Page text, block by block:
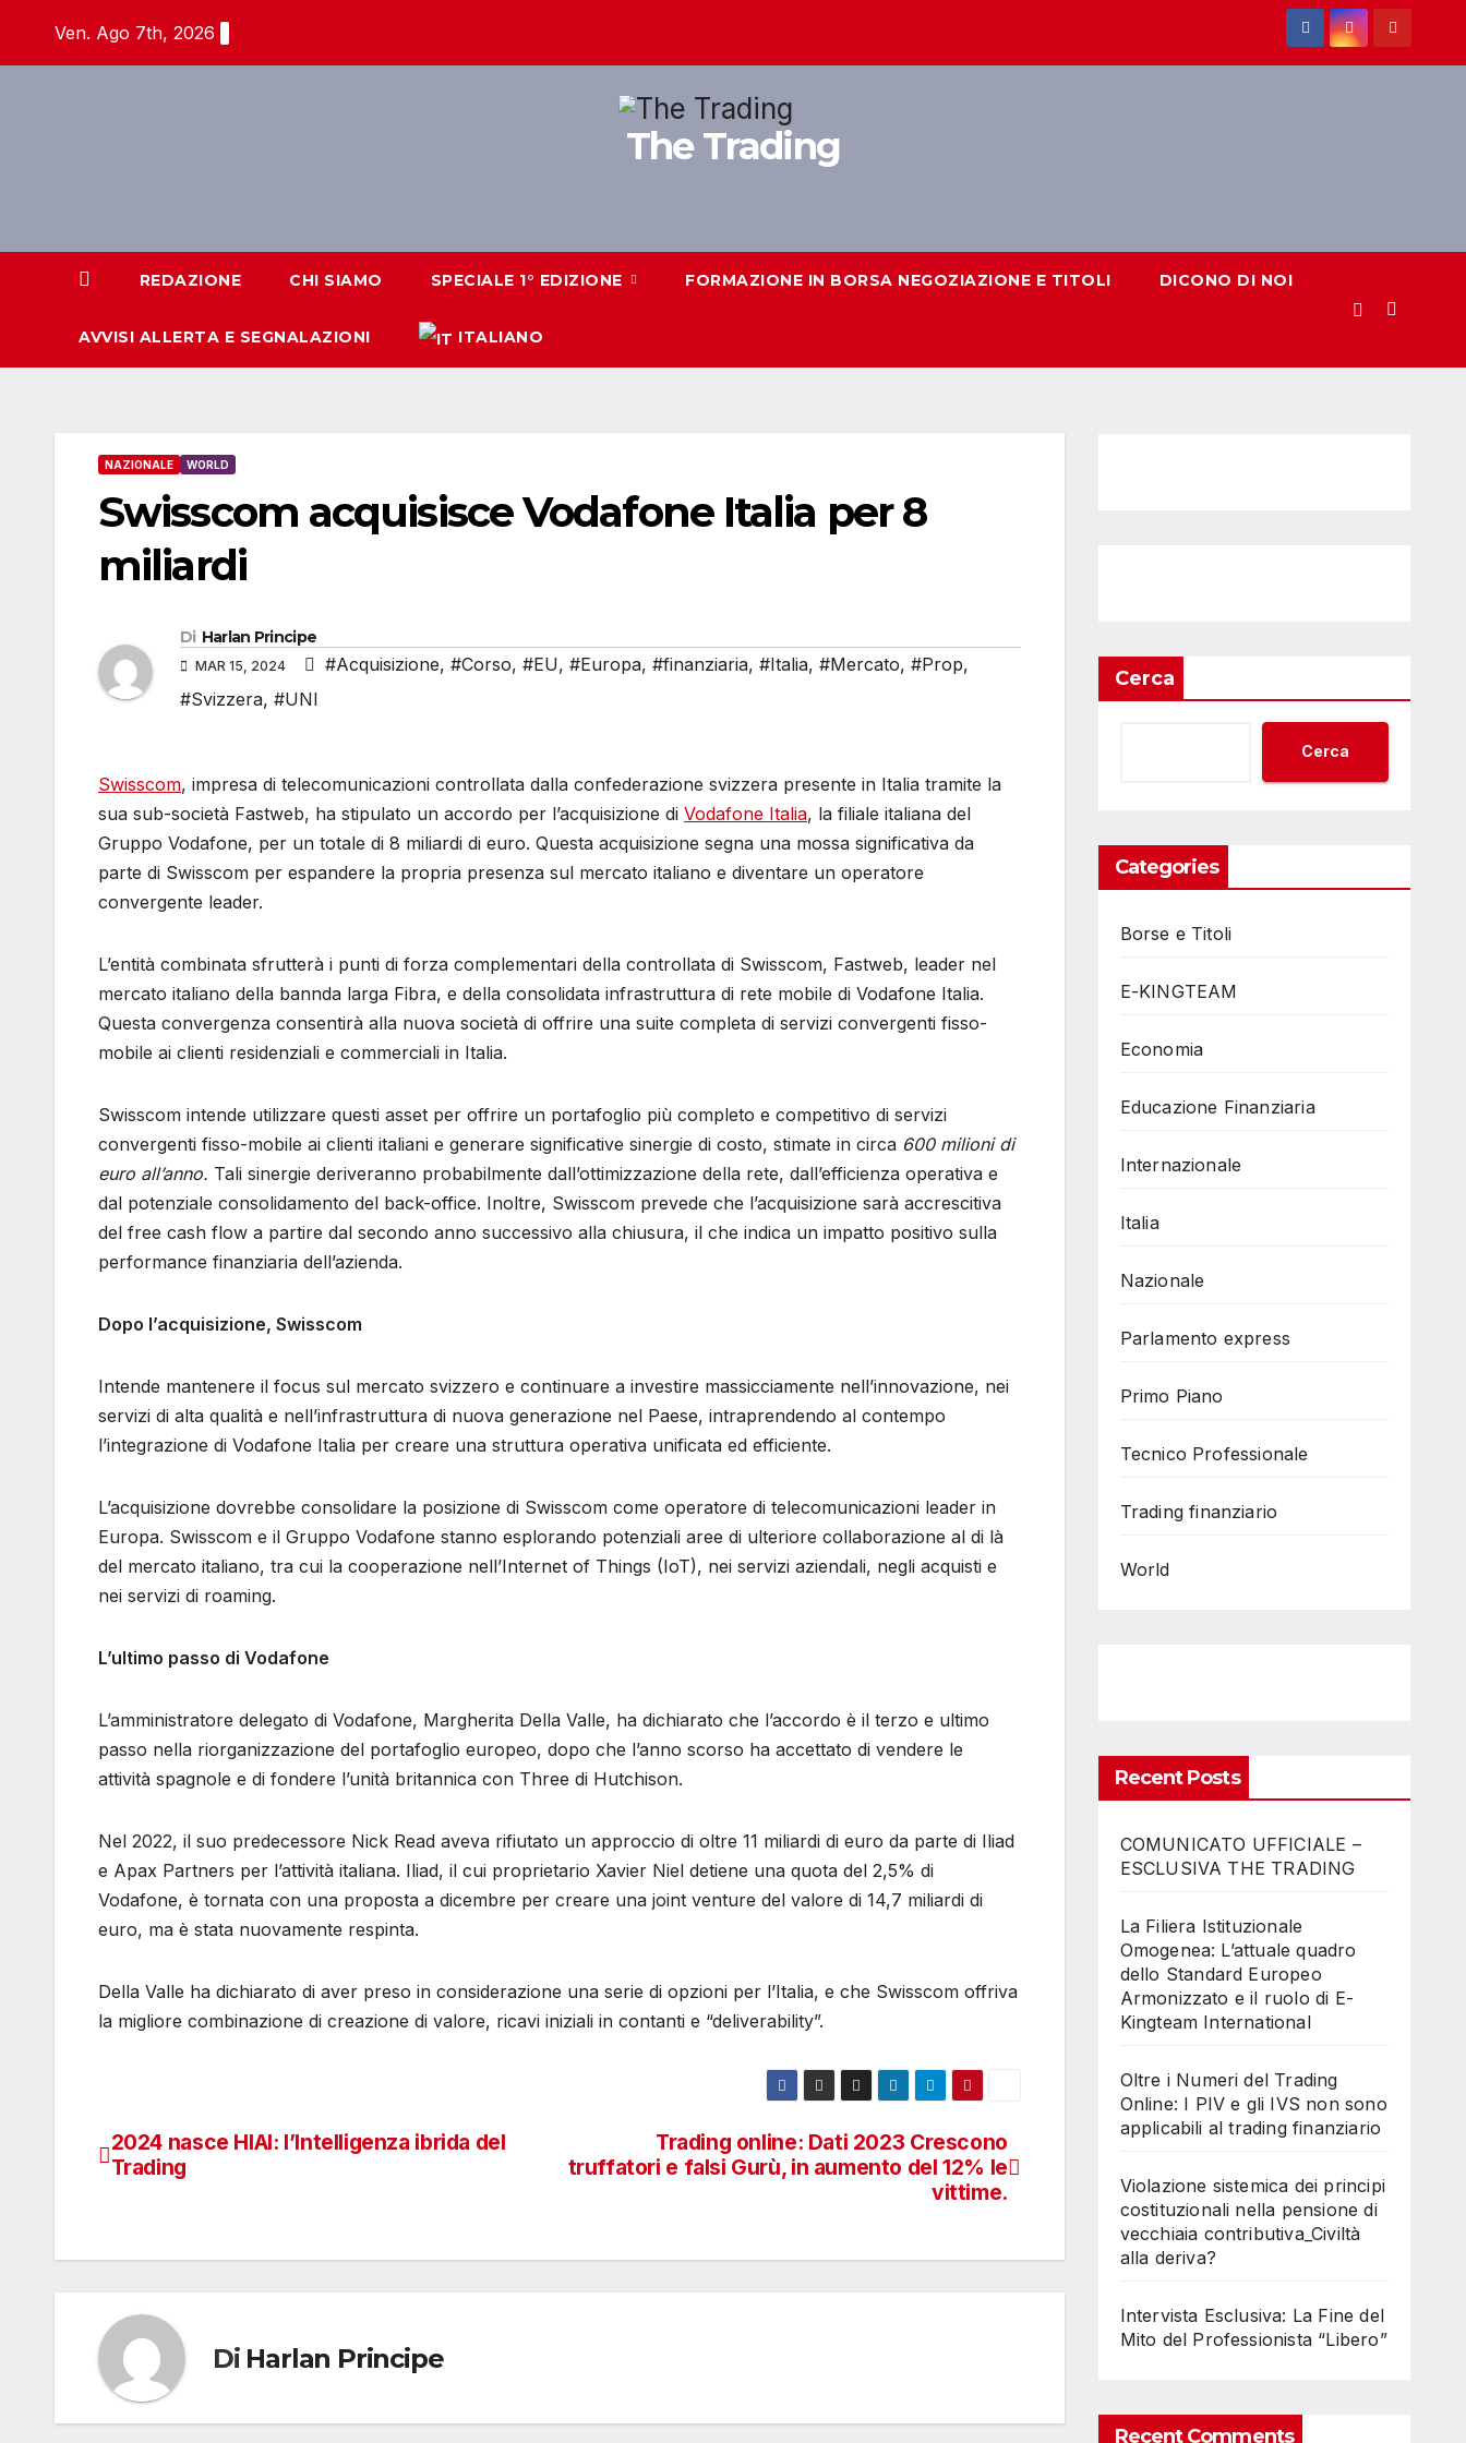
Ven. Ago 7th, 2026
The Trading
REDAZIONE CHI SIAMO SPECIALE 1° EDIZIONE FORMAZIONE IN BORSA NEGOZIAZIONE E TITOLI DICONO DI NOI
AVVISI ALLERTA E SEGNALAZIONI ITALIANO
NAZIONALE WORLD
Swisscom acquisisce Vodafone Italia per 8
miliardi
Di Harlan Principe
MAR 15, 2024 #Acquisizione, #Corso, #EU, #Europa, #finanziaria, #Italia, #Mercato, #Prop,
#Svizzera, #UNI
Swisscom, impresa di telecomunicazioni controllata dalla confederazione svizzera presente in Italia tramite la
sua sub-società Fastweb, ha stipulato un accordo per l’acquisizione di Vodafone Italia, la filiale italiana del
Gruppo Vodafone, per un totale di 8 miliardi di euro. Questa acquisizione segna una mossa significativa da
parte di Swisscom per espandere la propria presenza sul mercato italiano e diventare un operatore
convergente leader.
L’entità combinata sfrutterà i punti di forza complementari della controllata di Swisscom, Fastweb, leader nel
mercato italiano della bannda larga Fibra, e della consolidata infrastruttura di rete mobile di Vodafone Italia.
Questa convergenza consentirà alla nuova società di offrire una suite completa di servizi convergenti fisso-
mobile ai clienti residenziali e commerciali in Italia.
Swisscom intende utilizzare questi asset per offrire un portafoglio più completo e competitivo di servizi
convergenti fisso-mobile ai clienti italiani e generare significative sinergie di costo, stimate in circa 600 milioni di
euro all’anno. Tali sinergie deriveranno probabilmente dall’ottimizzazione della rete, dall’efficienza operativa e
dal potenziale consolidamento del back-office. Inoltre, Swisscom prevede che l’acquisizione sarà accrescitiva
del free cash flow a partire dal secondo anno successivo alla chiusura, il che indica un impatto positivo sulla
performance finanziaria dell’azienda.
Dopo l’acquisizione, Swisscom
Intende mantenere il focus sul mercato svizzero e continuare a investire massicciamente nell’innovazione, nei
servizi di alta qualità e nell’infrastruttura di nuova generazione nel Paese, intraprendendo al contempo
l’integrazione di Vodafone Italia per creare una struttura operativa unificata ed efficiente.
L’acquisizione dovrebbe consolidare la posizione di Swisscom come operatore di telecomunicazioni leader in
Europa. Swisscom e il Gruppo Vodafone stanno esplorando potenziali aree di ulteriore collaborazione al di là
del mercato italiano, tra cui la cooperazione nell’Internet of Things (IoT), nei servizi aziendali, negli acquisti e
nei servizi di roaming.
L’ultimo passo di Vodafone
L’amministratore delegato di Vodafone, Margherita Della Valle, ha dichiarato che l’accordo è il terzo e ultimo
passo nella riorganizzazione del portafoglio europeo, dopo che l’anno scorso ha accettato di vendere le
attività spagnole e di fondere l’unità britannica con Three di Hutchison.
Nel 2022, il suo predecessore Nick Read aveva rifiutato un approccio di oltre 11 miliardi di euro da parte di Iliad
e Apax Partners per l’attività italiana. Iliad, il cui proprietario Xavier Niel detiene una quota del 2,5% di
Vodafone, è tornata con una proposta a dicembre per creare una joint venture del valore di 14,7 miliardi di
euro, ma è stata nuovamente respinta.
Della Valle ha dichiarato di aver preso in considerazione una serie di opzioni per l’Italia, e che Swisscom offriva
la migliore combinazione di creazione di valore, ricavi iniziali in contanti e “deliverability”.
Navigazione
Trading online: Dati 2023 Crescono
truffatori e falsi Gurù, in aumento del 12% le
vittime.
2024 nasce HIAI: l’Intelligenza ibrida del
Trading
Di Harlan Principe
Cerca
Cerca
Categories
Borse e Titoli
E-KINGTEAM
Economia
Educazione Finanziaria
Internazionale
Italia
Nazionale
Parlamento express
Primo Piano
Tecnico Professionale
Trading finanziario
World
Recent Posts
COMUNICATO UFFICIALE –
ESCLUSIVA THE TRADING
La Filiera Istituzionale
Omogenea: L’attuale quadro
dello Standard Europeo
Armonizzato e il ruolo di E-
Kingteam International
Oltre i Numeri del Trading
Online: I PIV e gli IVS non sono
applicabili al trading finanziario
Violazione sistemica dei principi
costituzionali nella pensione di
vecchiaia contributiva_Civiltà
alla deriva?
Intervista Esclusiva: La Fine del
Mito del Professionista “Libero”
Recent Comments